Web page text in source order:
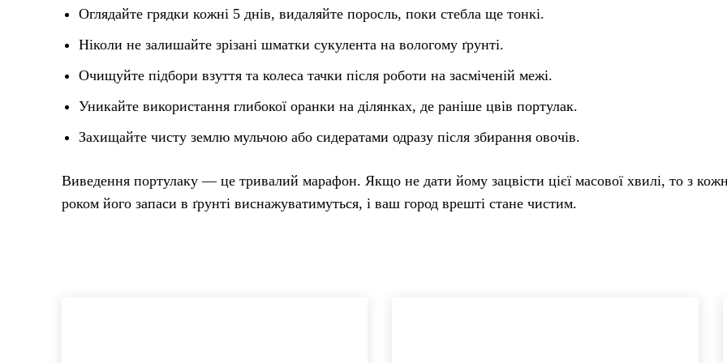
Оглядайте грядки кожні 5 днів, видаляйте поросль, поки стебла ще тонкі.
Ніколи не залишайте зрізані шматки сукулента на вологому ґрунті.
Очищуйте підбори взуття та колеса тачки після роботи на засміченій межі.
Уникайте використання глибокої оранки на ділянках, де раніше цвів портулак.
Захищайте чисту землю мульчою або сидератами одразу після збирання овочів.
Виведення портулаку — це тривалий марафон. Якщо не дати йому зацвісти цієї масової хвилі, то з
роком його запаси в ґрунті виснажуватимуться, і ваш город врешті стане чистим.